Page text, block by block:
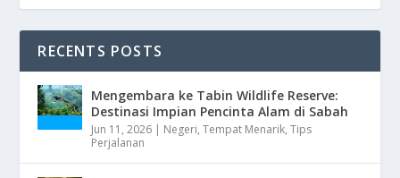
RECENTS POSTS
Mengembara ke Tabin Wildlife Reserve:
Destinasi Impian Pencinta Alam di Sabah
Jun 11, 2026 | Negeri,Tempat Menarik,Tips
Perjalanan